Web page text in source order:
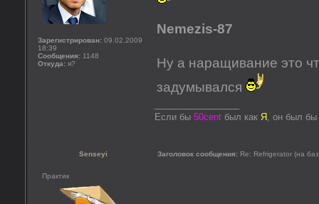
Зарегистрирован: 09.02.2009
18:39
Сообщения: 1148
Откуда: я?
Nemezis-87
Ну а наращивание это
задумывался
Если бы 50cent был как Я , он был бы
Senseyi Заголовок сообщения: Re: Refrigerator (на
Практик